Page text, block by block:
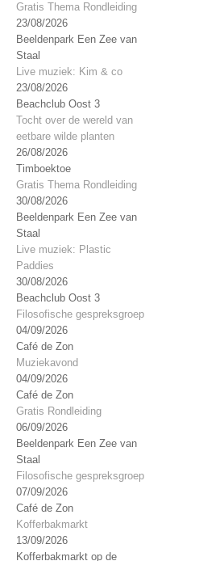
Gratis Thema Rondleiding
23/08/2026
Beeldenpark Een Zee van
Staal
Live muziek: Kim & co
23/08/2026
Beachclub Oost 3
Tocht over de wereld van
eetbare wilde planten
26/08/2026
Timboektoe
Gratis Thema Rondleiding
30/08/2026
Beeldenpark Een Zee van
Staal
Live muziek: Plastic
Paddies
30/08/2026
Beachclub Oost 3
Filosofische gespreksgroep
04/09/2026
Café de Zon
Muziekavond
04/09/2026
Café de Zon
Gratis Rondleiding
06/09/2026
Beeldenpark Een Zee van
Staal
Filosofische gespreksgroep
07/09/2026
Café de Zon
Kofferbakmarkt
13/09/2026
Kofferbakmarkt op de